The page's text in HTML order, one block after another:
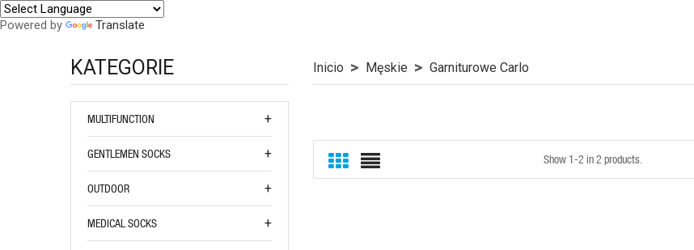
Powered by Translate
KATEGORIE
MULTIFUNCTION
GENTLEMEN SOCKS
OUTDOOR
MEDICAL SOCKS
Inicio Męskie Garniturowe Carlo
Show 1-2 in 2 products.